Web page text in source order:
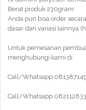
Berat produk 230gram
Anda pun bisa order
dasar dan variasi lainnya
Untuk pemesanan
menghubungi kami di
Call/Whatsapp
Call/Whatsapp